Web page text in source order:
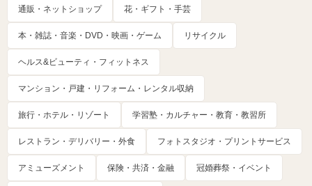
通販・ネットショップ 花・ギフト・手芸
本・雑誌・音楽・DVD・映画・ゲーム リサイクル
ヘルス&ビューティ・フィットネス
マンション・戸建・リフォーム・レンタル収納
旅行・ホテル・リゾート 学習塾・カルチャー・教育・教習所
レストラン・デリバリー・外食 フォトスタジオ・プリントサービス
アミューズメント 保険・共済・金融 冠婚葬祭・イベント